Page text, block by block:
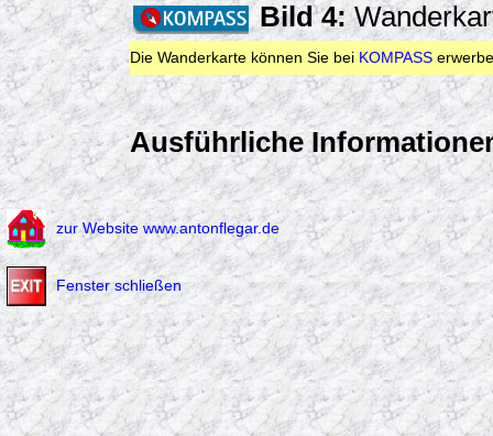
Bild 4:
Die Wanderkarte können Sie bei KOMPASS
Ausführliche
zur Website www.antonflegar.de
Fenster schließen